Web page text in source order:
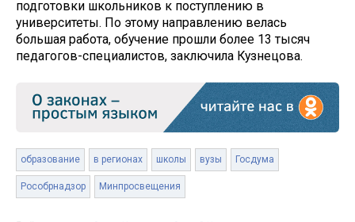
подготовки школьников к поступлению в
университеты. По этому направлению велась
большая работа, обучение прошли более 13 тысяч
педагогов-специалистов, заключила Кузнецова.
образование в регионах школы вузы Госдума
Рособрнадзор Минпросвещения